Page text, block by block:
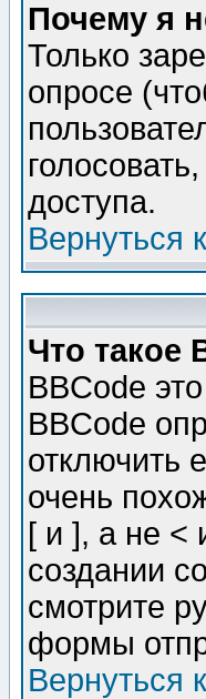
Почему я
Только
опросе
доступа.
Вернуться
Что такое
BBCode
BBCode
отключить
очень
[ и ], а не <
создании
смотрите
формы
Вернуться